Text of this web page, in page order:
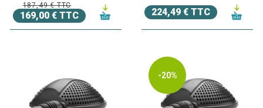
187,49 € TTC
169,00 € TTC 224,49 € TTC
-20%